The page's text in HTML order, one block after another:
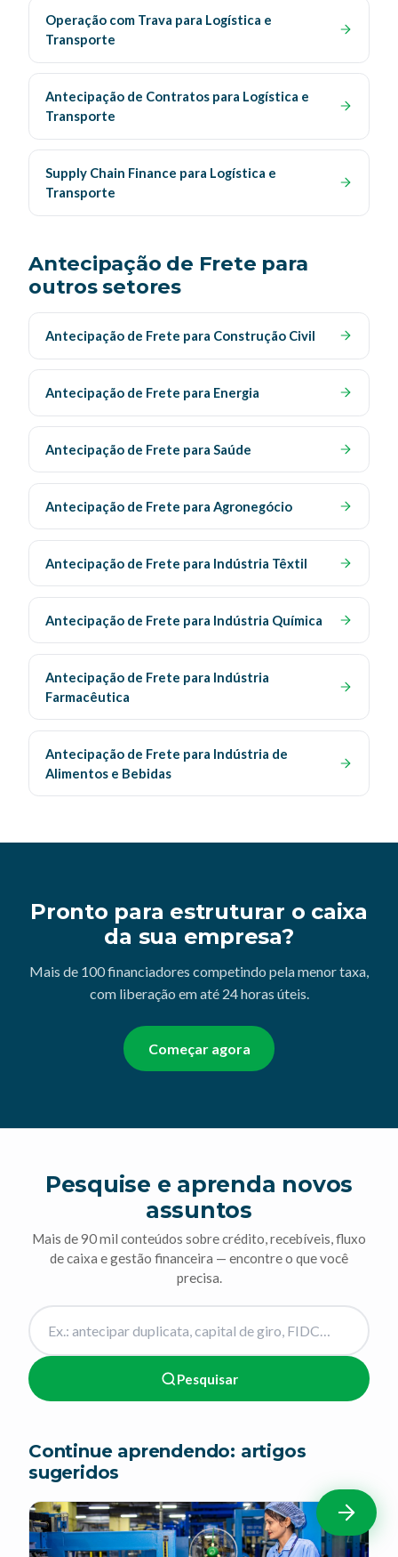
Operação com Trava para Logística e
Transporte
Antecipação de Contratos para Logística e
Transporte
Supply Chain Finance para Logística e
Transporte
Antecipação de Frete para
outros setores
Antecipação de Frete para Construção Civil
Antecipação de Frete para Energia
Antecipação de Frete para Saúde
Antecipação de Frete para Agronegócio
Antecipação de Frete para Indústria Têxtil
Antecipação de Frete para Indústria Química
Antecipação de Frete para Indústria
Farmacêutica
Antecipação de Frete para Indústria de
Alimentos e Bebidas
Pronto para estruturar o caixa
da sua empresa?
Mais de 100 financiadores competindo pela menor taxa,
com liberação em até 24 horas úteis.
Começar agora
Pesquise e aprenda novos
assuntos
Mais de 90 mil conteúdos sobre crédito, recebíveis, fluxo
de caixa e gestão financeira — encontre o que você
precisa.
Pesquisar
Continue aprendendo: artigos
sugeridos